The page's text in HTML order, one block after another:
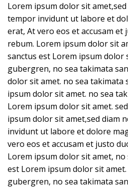
Lorem ipsum dolor sit
tempor invidunt ut labore et
erat, At vero eos et accusam et
rebum. Lorem ipsum dolor sit
sanctus est Lorem ipsum dolor
gubergren, no sea takimata
dolor sit amet. no sea takimata
ipsum dolor sit amet. no sea
Lorem ipsum dolor sit amet.
ipsum dolor sit amet,sed diam
invidunt ut labore et dolore
vero eos et accusam et justo
Lorem ipsum dolor sit amet,
est Lorem ipsum dolor sit
gubergren, no sea takimata